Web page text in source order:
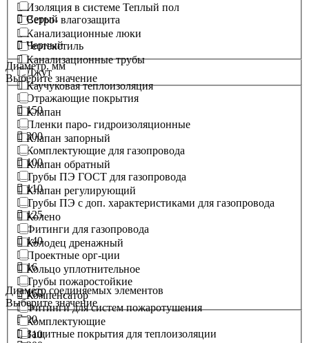
Ветро- влагозащита
Геотекстиль
Джут
Отражающие покрытия
Пленки паро- гидроизоляционные
Комплектующие для газопровода
Трубы ПЭ ГОСТ для газопровода
Трубы ПЭ с доп. характеристиками для газопровода
Фитинги для газопровода
Проектные орг-ции
Трубы пожаростойкие
Фитинги для систем пожаротушения
Защитные покрытия для теплоизоляции
Изоляция в системе Теплый пол
Канализационные люки
Канализационные трубы
Каучуковая теплоизоляция
Клапан
Клапан запорный
Клапан обратный
Клапан регулирующий
Колено
Колодец дренажный
Кольцо уплотнительное
Компенсатор
Комплектующие
Серый
Черный
Диаметр. мм
Выберите значение
150
300
100
110
125
140
16
160
20
Диаметр соединяемых элементов
Выберите значение
110